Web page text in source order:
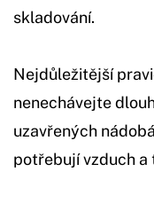
skladování.
Nejdůležitější
nenechávejte
uzavřených
potřebují vzduch a